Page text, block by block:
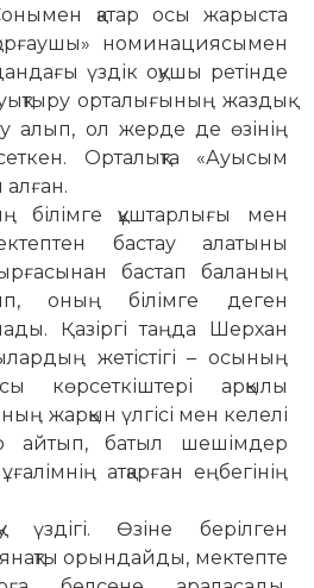
қатар осы жарыста
номинациясымен
үздік оқушы ретінде
орталығының жаздық
алып, ол жерде де өзінің
Орта­лықта «Ауысым
алған.
білімге құштарлығы мен
бастау алатыны
бастап баланың
оның білімге деген
Қазіргі таңда Шерхан
жетістігі – осының
көрсеткіштері арқылы
жарқын үлгісі мен келелі
айтып, батыл шешімдер
атқарған еңбегінің
Өзіне берілген
орындайды, мектепте